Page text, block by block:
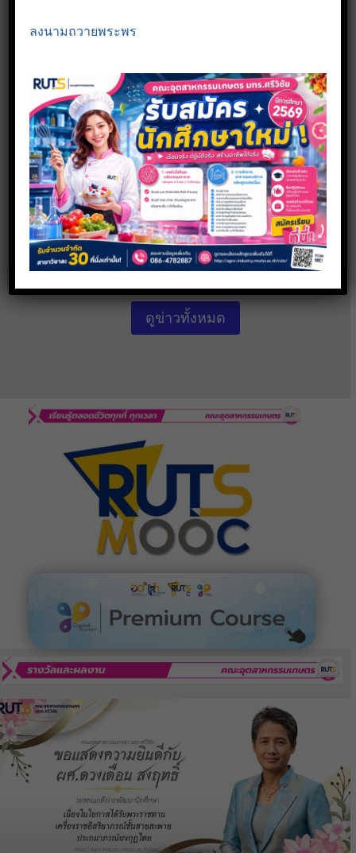
คณะอุตสาหกรรมเกษตร มทร.ศรีวิชัย
ผนึกกำลังโรงเรียนเสม็ดจวนวิทยาคม
หารือเพื่อร่วมพัฒนาการเรียนการสอน มุ่ง
สร้างเยาวชนสู่ผู้ประกอบการในอนาคต
16 กรกฎาคม 2026
Read more
ดูข่าวทั้งหมด
ลงนามถวายพระพร